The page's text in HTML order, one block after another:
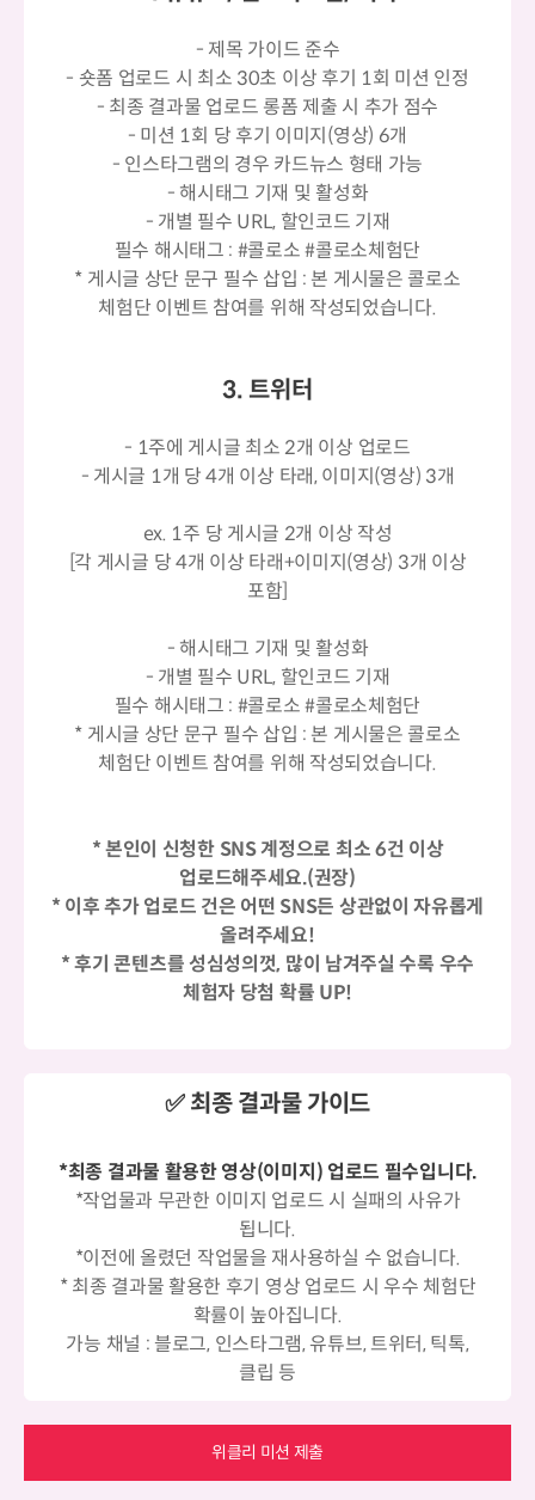
- 제목 가이드 준수
- 숏폼 업로드 시 최소 30초 이상 후기 1회 미션 인정
- 최종 결과물 업로드 롱폼 제출 시 추가 점수
- 미션 1회 당 후기 이미지(영상) 6개
- 인스타그램의 경우 카드뉴스 형태 가능
- 해시태그 기재 및 활성화
- 개별 필수 URL, 할인코드 기재
필수 해시태그 : #콜로소 #콜로소체험단
* 게시글 상단 문구 필수 삽입 : 본 게시물은 콜로소
체험단 이벤트 참여를 위해 작성되었습니다.
3. 트위터
- 1주에 게시글 최소 2개 이상 업로드
- 게시글 1개 당 4개 이상 타래, 이미지(영상) 3개
ex. 1주 당 게시글 2개 이상 작성
[각 게시글 당 4개 이상 타래+이미지(영상) 3개 이상
포함]
- 해시태그 기재 및 활성화
- 개별 필수 URL, 할인코드 기재
필수 해시태그 : #콜로소 #콜로소체험단
* 게시글 상단 문구 필수 삽입 : 본 게시물은 콜로소
체험단 이벤트 참여를 위해 작성되었습니다.
* 본인이 신청한 SNS 계정으로 최소 6건 이상
업로드해주세요.(권장)
* 이후 추가 업로드 건은 어떤 SNS든 상관없이 자유롭게
올려주세요!
* 후기 콘텐츠를 성심성의껏, 많이 남겨주실 수록 우수
체험자 당첨 확률 UP!
✅ 최종 결과물 가이드
*최종 결과물 활용한 영상(이미지) 업로드 필수입니다.
*작업물과 무관한 이미지 업로드 시 실패의 사유가
됩니다.
*이전에 올렸던 작업물을 재사용하실 수 없습니다.
* 최종 결과물 활용한 후기 영상 업로드 시 우수 체험단
확률이 높아집니다.
가능 채널 : 블로그, 인스타그램, 유튜브, 트위터, 틱톡,
클립 등
위클리 미션 제출